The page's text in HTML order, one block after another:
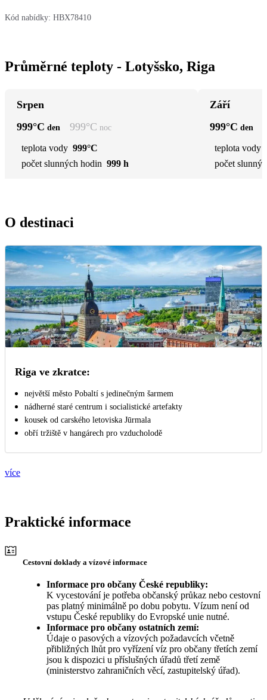
Kód nabídky: HBX78410
Průměrné teploty - Lotyšsko, Riga
Srpen
999°C den 999°C noc
teplota vody 999°C
počet slunných hodin 999 h
Září
999°C den
teplota vody
počet
O destinaci
Riga ve zkratce:
největší město Pobaltí s jedinečným šarmem
nádherné staré centrum i socialistické artefakty
kousek od carského letoviska Jūrmala
obří tržiště v hangárech pro vzducholodě
více
Praktické informace
Cestovní doklady a vízové informace
Informace pro občany České republiky:
K vycestování je potřeba občanský průkaz nebo cestovní
pas platný minimálně po dobu pobytu. Vízum není od
vstupu České republiky do Evropské unie nutné.
Informace pro občany ostatních zemí:
Údaje o pasových a vízových požadavcích včetně
přibližných lhůt pro vyřízení víz pro občany třetích zemí
jsou k dispozici u příslušných úřadů třetí země
(ministerstvo zahraničních věcí, zastupitelský úřad).